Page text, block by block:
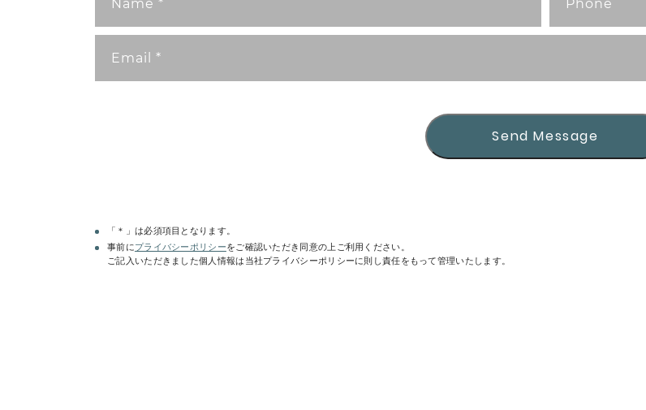
Send Message
「＊」は必須項目となります。
事前にプライバシーポリシーをご確認いただき同意の上ご利用ください。
ご記入いただきました個人情報は当社プライバシーポリシーに則し責任をもって管理いたします。